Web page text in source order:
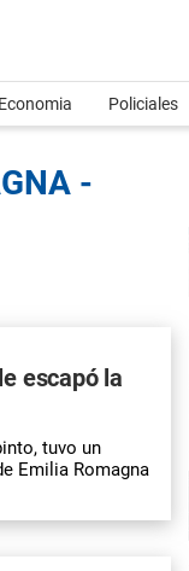
Economia Policiales
-
escapó la
tuvo un
Emilia Romagna